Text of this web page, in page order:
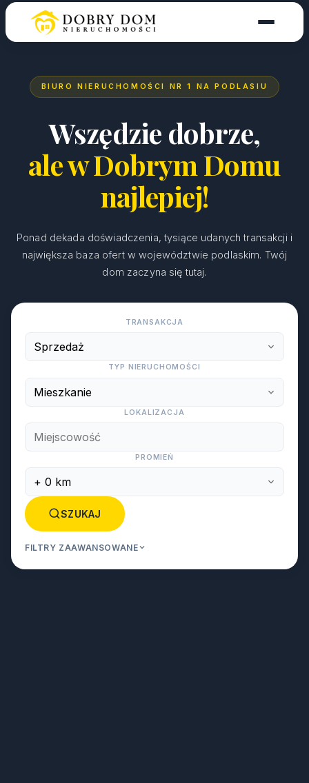
BIURO NIERUCHOMOŚCI NR 1 NA PODLASIU
Wszędzie dobrze,
ale w Dobrym Domu
najlepiej!
Ponad dekada doświadczenia, tysiące udanych transakcji i
największa baza ofert w województwie podlaskim. Twój
dom zaczyna się tutaj.
TRANSAKCJA
TYP NIERUCHOMOŚCI
LOKALIZACJA
PROMIEŃ
SZUKAJ
FILTRY ZAAWANSOWANE